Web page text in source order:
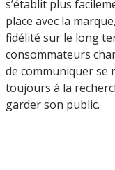
s’établit plus
place avec la
fidélité sur le long
consommateurs
de communiquer se
toujours à la
garder son public.